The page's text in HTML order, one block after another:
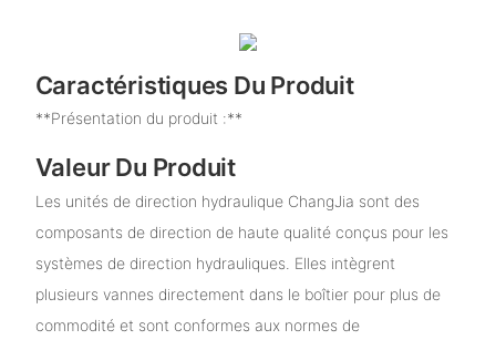
Caractéristiques Du Produit
**Présentation du produit :**
Valeur Du Produit
Les unités de direction hydraulique ChangJia sont des
composants de direction de haute qualité conçus pour les
systèmes de direction hydrauliques. Elles intègrent
plusieurs vannes directement dans le boîtier pour plus de
commodité et sont conformes aux normes de